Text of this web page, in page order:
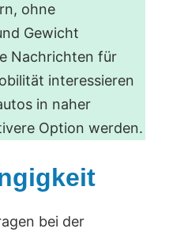
ohne
Gewicht
Nachrichten für
interessieren
in naher
Option werden.
bei der